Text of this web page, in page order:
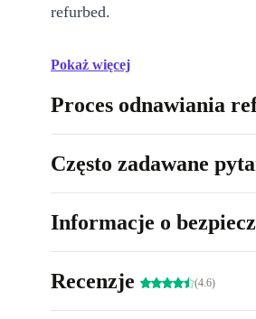
refurbed.
Pokaż więcej
Proces odnawiania
Często zadawane
Informacje o
Recenzje (4.6)